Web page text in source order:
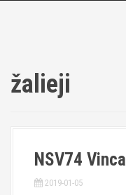
žalieji
NSV74
2019-01-05